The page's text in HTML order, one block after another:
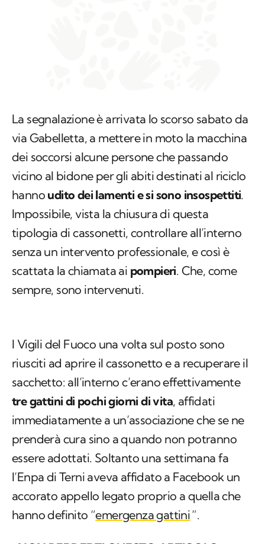
La segnalazione è arrivata lo scorso sabato da
via Gabelletta, a mettere in moto la macchina
dei soccorsi alcune persone che passando
vicino al bidone per gli abiti destinati al riciclo
hanno udito dei lamenti e si sono insospettiti.
Impossibile, vista la chiusura di questa
tipologia di cassonetti, controllare all’interno
senza un intervento professionale, e così è
scattata la chiamata ai pompieri. Che, come
sempre, sono intervenuti.
I Vigili del Fuoco una volta sul posto sono
riusciti ad aprire il cassonetto e a recuperare il
sacchetto: all’interno c’erano effettivamente
tre gattini di pochi giorni di vita, affidati
immediatamente a un’associazione che se ne
prenderà cura sino a quando non potranno
essere adottati. Soltanto una settimana fa
l’Enpa di Terni aveva affidato a Facebook un
accorato appello legato proprio a quella che
hanno definito “emergenza gattini”.